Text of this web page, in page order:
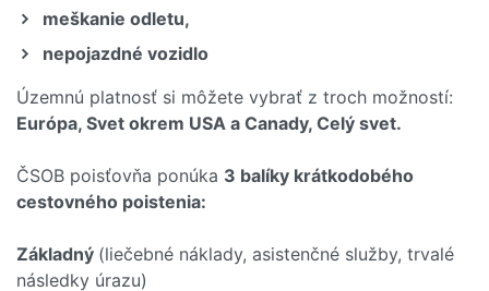
meškanie odletu,
nepojazdné vozidlo
Územnú platnosť si môžete vybrať z troch možností:
Európa, Svet okrem USA a Canady, Celý svet.
ČSOB poisťovňa ponúka 3 balíky krátkodobého
cestovného poistenia:
Základný (liečebné náklady, asistenčné služby, trvalé
následky úrazu)